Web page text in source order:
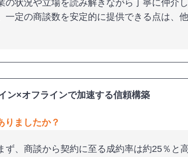
状況や立場を読み解きながら丁寧に仲介
一定の商談数を安定的に提供できる点は、
ン×オフラインで加速する信頼構築
りましたか？
ず、商談から契約に至る成約率は約25％と